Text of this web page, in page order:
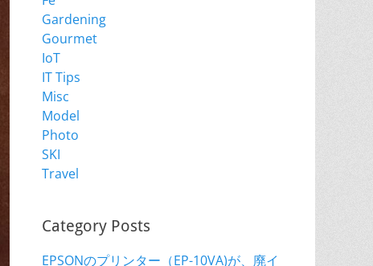
Gardening
Gourmet
IoT
IT Tips
Misc
Model
Photo
SKI
Travel
Category Posts
EPSONのプリンター（EP-10VA)が、廃イ